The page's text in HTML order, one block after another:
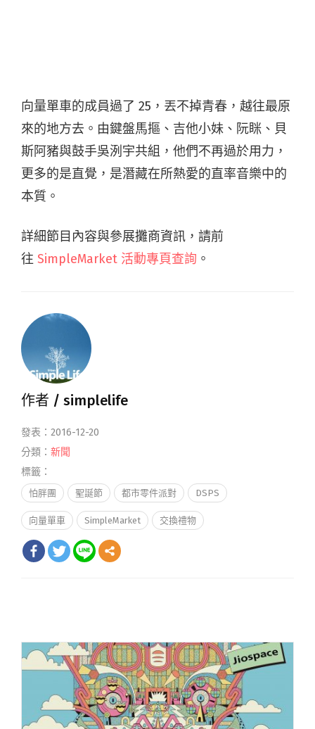
向量單車的成員過了 25，丟不掉青春，越往最原
來的地方去。由鍵盤馬摳、吉他小妹、阮眯、貝
斯阿豬與鼓手吳洌宇共組，他們不再過於用力，
更多的是直覺，是潛藏在所熱愛的直率音樂中的
本質。
詳細節目內容與參展攤商資訊，請前
往 SimpleMarket 活動專頁查詢 。
作者 / simplelife
發表：2016-12-20
分類： 新聞
標籤：
怕胖團 聖誕節 都市零件派對 DSPS
向量單車 SimpleMarket 交換禮物